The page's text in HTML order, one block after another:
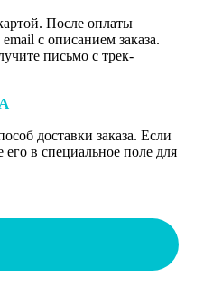
После оплаты
с описанием заказа.
письмо с трек-
доставки заказа. Если
его в специальное поле для